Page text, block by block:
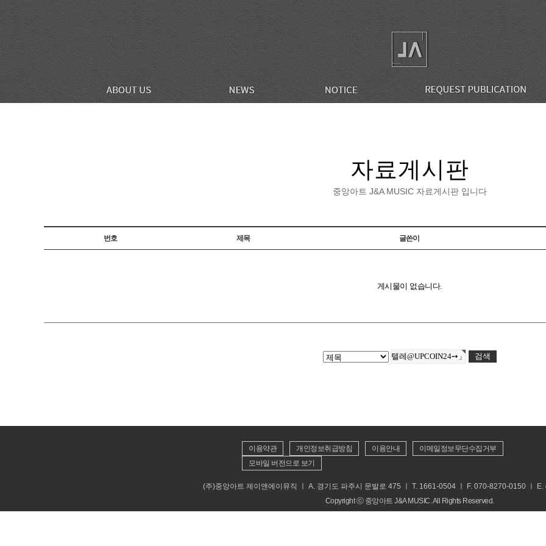
자료게시판
중앙아트 J&A MUSIC 자료게시판 입니다
번호 제목 글쓴이
게시물이 없습니다.
이용약관 개인정보취급방침 이용안내
이메일정보무단수집거부
모바일 버전으로 보기
(주)중앙아트 제이앤에이뮤직 ㅣ A. 경기도 파주시 문발로 475 ㅣ T. 1661-0504 ㅣ F. 070-8270-0150 ㅣ
Copyright ⓒ 중앙아트 J&A MUSIC. All Rights Reserved.